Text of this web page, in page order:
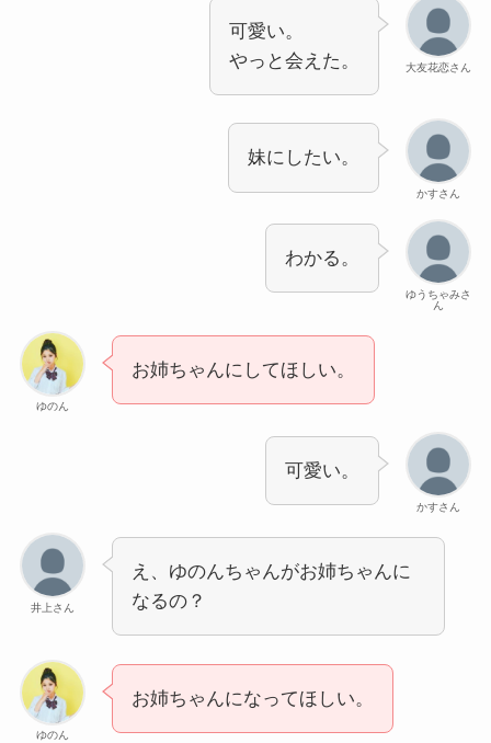
大友花恋さん
可愛い。
やっと会えた。
かすさん
妹にしたい。
ゆうちゃみさ
ん
わかる。
ゆのん
お姉ちゃんにしてほしい。
かすさん
可愛い。
井上さん
え、ゆのんちゃんがお姉ちゃんに
なるの？
ゆのん
お姉ちゃんになってほしい。